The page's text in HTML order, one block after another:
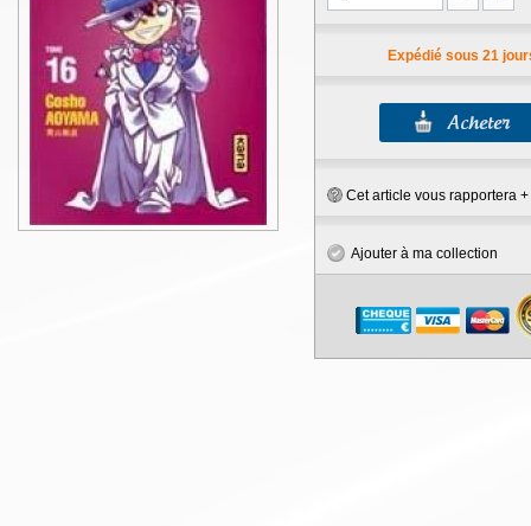
Expédié sous 21
Cet article vous rapportera +
Ajouter à ma collection